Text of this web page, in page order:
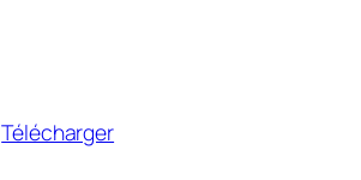
Télécharger